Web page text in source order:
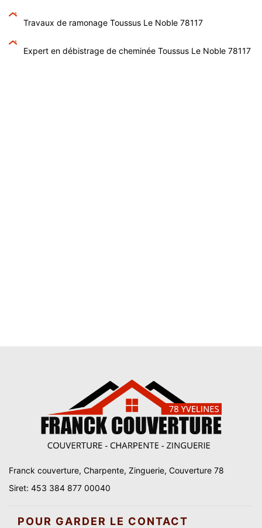
Travaux de ramonage Toussus Le Noble 78117
Expert en débistrage de cheminée Toussus Le Noble 78117
Franck couverture, Charpente, Zinguerie, Couverture 78
Siret: 453 384 877 00040
POUR GARDER LE CONTACT